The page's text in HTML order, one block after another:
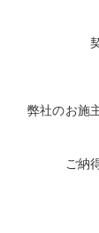
弊社のお施
ご納